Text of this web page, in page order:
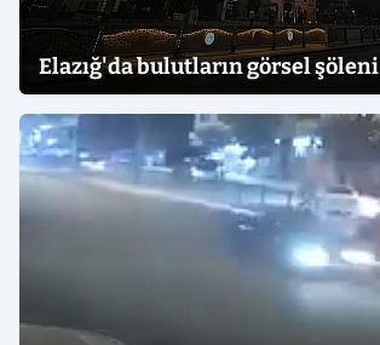
Elazığ'da bulutların görsel şöleni